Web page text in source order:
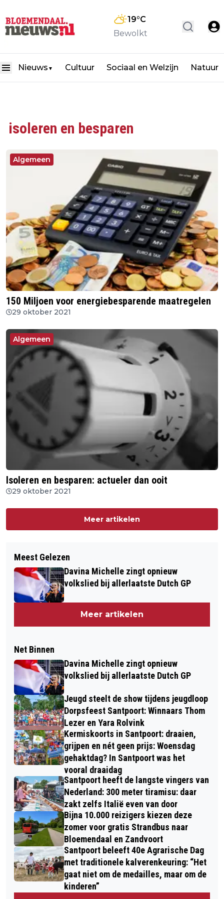
19°C
Bewolkt
Nieuws ▼ Cultuur Sociaal en Welzijn Natuur
isoleren en besparen
Algemeen
150 Miljoen voor energiebesparende maatregelen
29 oktober 2021
Algemeen
Isoleren en besparen: actueler dan ooit
29 oktober 2021
Meer artikelen
Meest Gelezen
Davina Michelle zingt opnieuw
volkslied bij allerlaatste Dutch GP
Meer artikelen
Net Binnen
Davina Michelle zingt opnieuw
volkslied bij allerlaatste Dutch GP
Jeugd steelt de show tijdens jeugdloop
Dorpsfeest Santpoort: Winnaars Thom
Lezer en Yara Rolvink
Kermiskoorts in Santpoort: draaien,
grijpen en nét geen prijs: Woensdag
gehaktdag? In Santpoort was het
vooral draaidag
Santpoort heeft de langste vingers van
Nederland: 300 meter tiramisu: daar
zakt zelfs Italië even van door
Bijna 10.000 reizigers kiezen deze
zomer voor gratis Strandbus naar
Bloemendaal en Zandvoort
Santpoort beleeft 40e Agrarische Dag
met traditionele kalverenkeuring: “Het
gaat niet om de medailles, maar om de
kinderen”